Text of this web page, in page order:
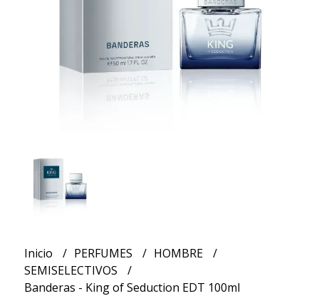
Inicio PERFUMES
HOMBRE
SEMISELECTIVOS
Banderas - King of Seduction EDT 100ml